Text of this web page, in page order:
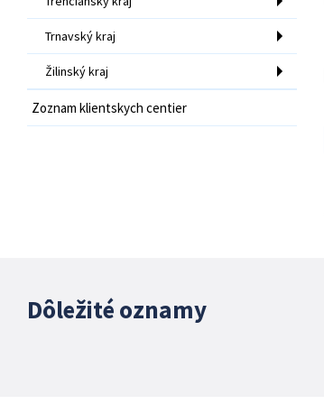
Trnavský kraj
Žilinský kraj
Zoznam klientskych centier
Dôležité oznamy